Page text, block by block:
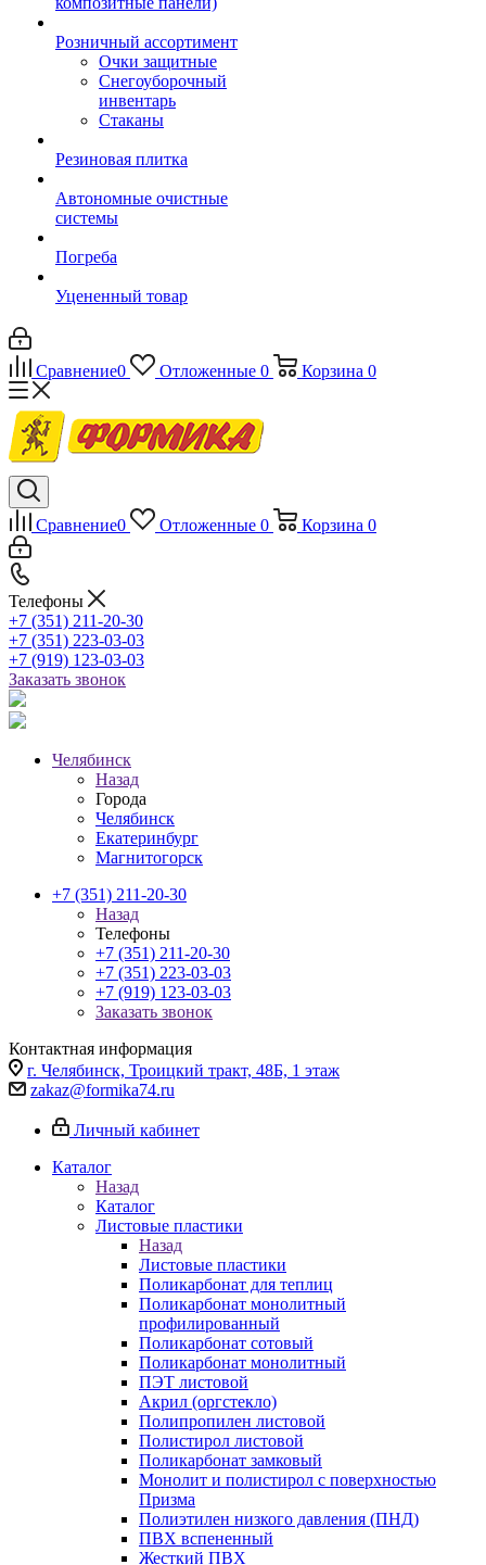
Розничный ассортимент
Очки защитные
Снегоуборочный
инвентарь
Стаканы
Резиновая плитка
Автономные очистные
системы
Погреба
Уцененный товар
Сравнение0 Отложенные 0 Корзина 0
Сравнение0 Отложенные 0 Корзина 0
Телефоны
+7 (351) 211-20-30
+7 (351) 223-03-03
+7 (919) 123-03-03
Заказать звонок
Челябинск
Назад
Города
Челябинск
Екатеринбург
Магнитогорск
+7 (351) 211-20-30
Назад
Телефоны
+7 (351) 211-20-30
+7 (351) 223-03-03
+7 (919) 123-03-03
Заказать звонок
Контактная информация
г. Челябинск, Троицкий тракт, 48Б, 1 этаж
zakaz@formika74.ru
Личный кабинет
Каталог
Назад
Каталог
Листовые пластики
Назад
Листовые пластики
Поликарбонат для теплиц
Поликарбонат монолитный
профилированный
Поликарбонат сотовый
Поликарбонат монолитный
ПЭТ листовой
Акрил (оргстекло)
Полипропилен листовой
Полистирол листовой
Поликарбонат замковый
Монолит и полистирол с поверхностью
Призма
Полиэтилен низкого давления (ПНД)
ПВХ вспененный
Жесткий ПВХ